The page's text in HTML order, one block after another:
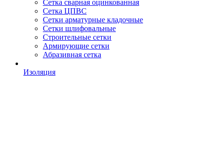
Сетка сварная оцинкованная
Сетка ЦПВС
Сетки арматурные кладочные
Сетки шлифовальные
Строительные сетки
Армирующие сетки
Абразивная сетка
Изоляция